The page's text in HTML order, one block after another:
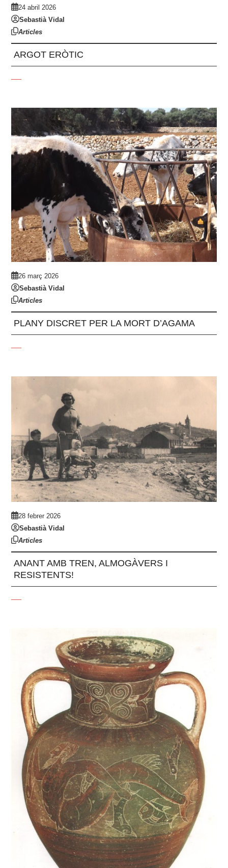
24 abril 2026
Sebastià Vidal
Articles
ARGOT ERÒTIC
26 març 2026
Sebastià Vidal
Articles
PLANY DISCRET PER LA MORT D’AGAMA
28 febrer 2026
Sebastià Vidal
Articles
ANANT AMB TREN, ALMOGÀVERS I
RESISTENTS!